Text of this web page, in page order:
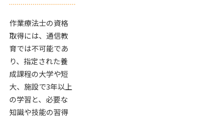
作業療法士の資格
取得には、通信教
育では不可能であ
り、指定された養
成課程の大学や短
大、施設で3年以上
の学習と、必要な
知識や技能の習得